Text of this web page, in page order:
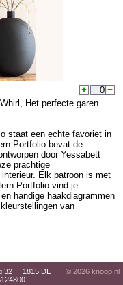
Het perfecte garen
staat een echte favoriet in
Portfolio bevat de
door Yessabett
prachtige
Elk patroon is met
Portfolio vind je
handige haakdiagrammen
van
32 1815 DE
© 2026 knoop.nl